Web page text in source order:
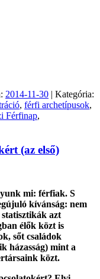
2014-11-30 | Kategória:
, férfi archetípusok,
Férfinap,
(az első)
mi: férfiak. S
kívánság: nem
azt
élők közt is
sőt családok
házasság) mint a
közt.